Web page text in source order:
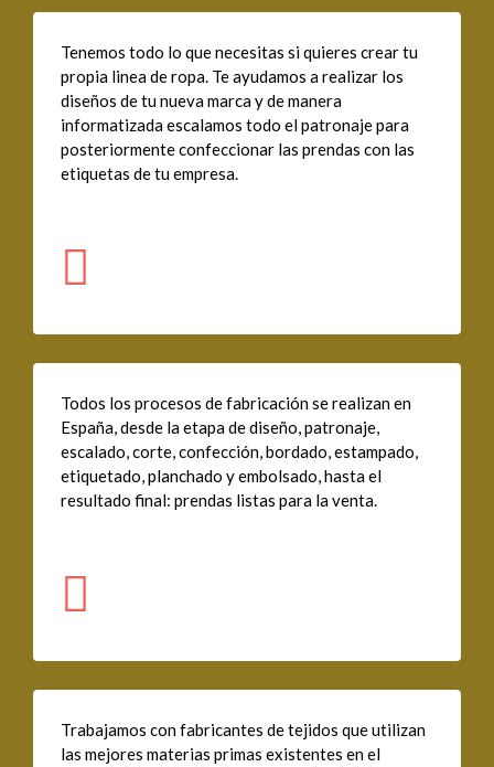
Tenemos todo lo que necesitas si quieres crear tu
propia linea de ropa. Te ayudamos a realizar los
diseños de tu nueva marca y de manera
informatizada escalamos todo el patronaje para
posteriormente confeccionar las prendas con las
etiquetas de tu empresa.
Todos los procesos de fabricación se realizan en
España, desde la etapa de diseño, patronaje,
escalado, corte, confección, bordado, estampado,
etiquetado, planchado y embolsado, hasta el
resultado final: prendas listas para la venta.
Trabajamos con fabricantes de tejidos que utilizan
las mejores materias primas existentes en el